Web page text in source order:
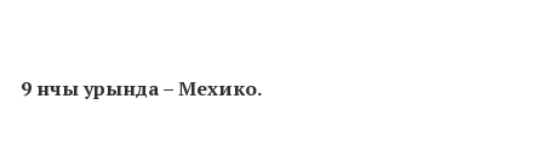
9 нчы урында – Мехико.